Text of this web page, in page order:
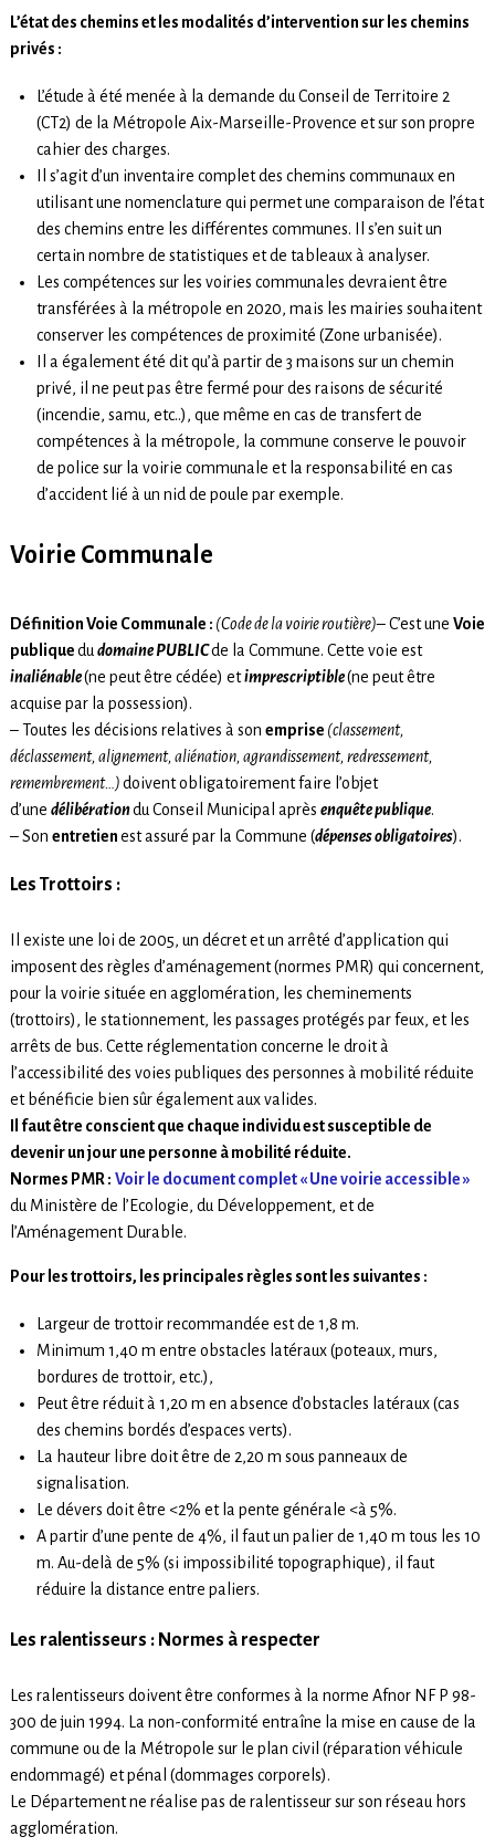
L’état des chemins et les modalités d’intervention sur les chemins
privés :
L’étude à été menée à la demande du Conseil de Territoire 2
(CT2) de la Métropole Aix-Marseille-Provence et sur son propre
cahier des charges.
Il s’agit d’un inventaire complet des chemins communaux en
utilisant une nomenclature qui permet une comparaison de l’état
des chemins entre les différentes communes. Il s’en suit un
certain nombre de statistiques et de tableaux à analyser.
Les compétences sur les voiries communales devraient être
transférées à la métropole en 2020, mais les mairies souhaitent
conserver les compétences de proximité (Zone urbanisée).
Il a également été dit qu’à partir de 3 maisons sur un chemin
privé, il ne peut pas être fermé pour des raisons de sécurité
(incendie, samu, etc..), que même en cas de transfert de
compétences à la métropole, la commune conserve le pouvoir
de police sur la voirie communale et la responsabilité en cas
d’accident lié à un nid de poule par exemple.
Voirie Communale
Définition Voie Communale : (Code de la voirie routière)– C’est une Voie
publiquedu domaine PUBLICde la Commune. Cette voie est
inaliénable(ne peut être cédée) etimprescriptible(ne peut être
acquise par la possession).
– Toutes les décisions relatives à son emprise (classement,
déclassement, alignement, aliénation, agrandissement, redressement,
remembrement…)doivent obligatoirement faire l’objet
d’une délibérationdu Conseil Municipal après enquête publique.
– Son entretienest assuré par la Commune (dépenses obligatoires).
Les Trottoirs :
Il existe une loi de 2005, un décret et un arrêté d’application qui
imposent des règles d’aménagement (normes PMR) qui concernent,
pour la voirie située en agglomération, les cheminements
(trottoirs), le stationnement, les passages protégés par feux, et les
arrêts de bus. Cette réglementation concerne le droit à
l’accessibilité des voies publiques des personnes à mobilité réduite
et bénéficie bien sûr également aux valides.
Il faut être conscient que chaque individu est susceptible de
devenir un jour une personne à mobilité réduite.
Normes PMR : Voir le document complet « Une voirie accessible »
du Ministère de l’Ecologie, du Développement, et de
l’Aménagement Durable.
Pour les trottoirs, les principales règles sont les suivantes :
Largeur de trottoir recommandée est de 1,8 m.
Minimum 1,40 m entre obstacles latéraux (poteaux, murs,
bordures de trottoir, etc.),
Peut être réduit à 1,20 m en absence d’obstacles latéraux (cas
des chemins bordés d’espaces verts).
La hauteur libre doit être de 2,20 m sous panneaux de
signalisation.
Le dévers doit être <2% et la pente générale <à 5%.
A partir d’une pente de 4%, il faut un palier de 1,40 m tous les 10
m. Au-delà de 5% (si impossibilité topographique), il faut
réduire la distance entre paliers.
Les ralentisseurs : Normes à respecter
Les ralentisseurs doivent être conformes à la norme Afnor NF P 98-
300 de juin 1994. La non-conformité entraîne la mise en cause de la
commune ou de la Métropole sur le plan civil (réparation véhicule
endommagé) et pénal (dommages corporels).
Le Département ne réalise pas de ralentisseur sur son réseau hors
agglomération.